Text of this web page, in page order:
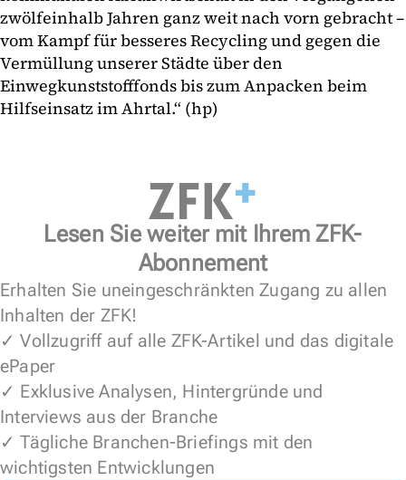
zwölfeinhalb Jahren ganz weit nach vorn gebracht –
vom Kampf für besseres Recycling und gegen die
Vermüllung unserer Städte über den
Einwegkunststofffonds bis zum Anpacken beim
Hilfseinsatz im Ahrtal.“ (hp)
Lesen Sie weiter mit Ihrem ZFK-
Abonnement
Erhalten Sie uneingeschränkten Zugang zu allen
Inhalten der ZFK!
✓ Vollzugriff auf alle ZFK-Artikel und das digitale
ePaper
✓ Exklusive Analysen, Hintergründe und
Interviews aus der Branche
✓ Tägliche Branchen-Briefings mit den
wichtigsten Entwicklungen